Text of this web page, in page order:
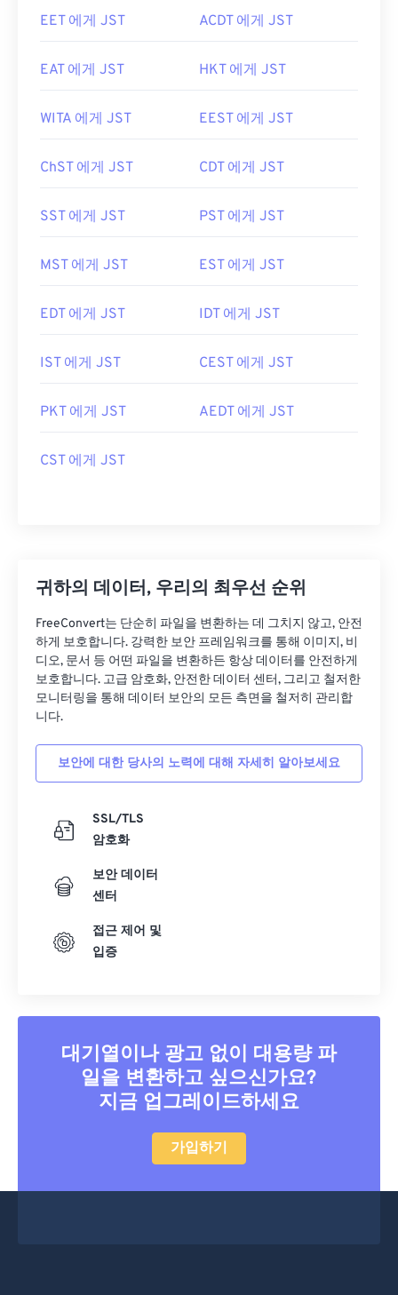
EET 에게 JST ACDT 에게 JST
EAT 에게 JST HKT 에게 JST
WITA 에게 JST EEST 에게 JST
ChST 에게 JST CDT 에게 JST
SST 에게 JST PST 에게 JST
MST 에게 JST EST 에게 JST
EDT 에게 JST IDT 에게 JST
IST 에게 JST CEST 에게 JST
PKT 에게 JST AEDT 에게 JST
CST 에게 JST
귀하의 데이터, 우리의 최우선 순위
FreeConvert는 단순히 파일을 변환하는 데 그치지 않고, 안전
하게 보호합니다. 강력한 보안 프레임워크를 통해 이미지, 비
디오, 문서 등 어떤 파일을 변환하든 항상 데이터를 안전하게
보호합니다. 고급 암호화, 안전한 데이터 센터, 그리고 철저한
모니터링을 통해 데이터 보안의 모든 측면을 철저히 관리합
니다.
보안에 대한 당사의 노력에 대해 자세히 알아보세요
SSL/TLS
암호화
보안 데이터
센터
접근 제어 및
입증
대기열이나 광고 없이 대용량 파
일을 변환하고 싶으신가요?
지금 업그레이드하세요
가입하기